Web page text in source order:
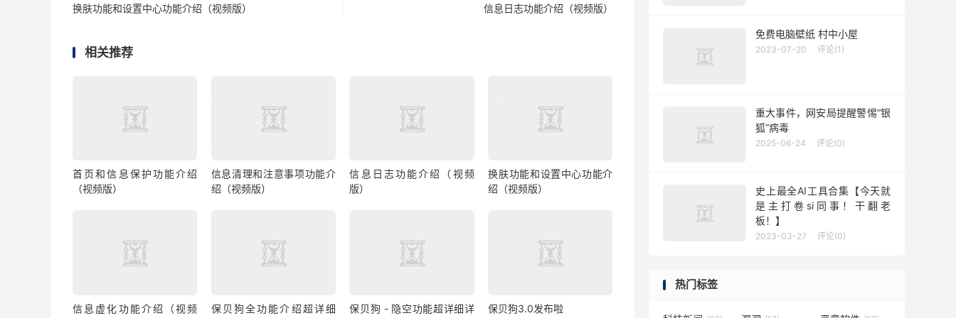
换肤功能和设置中心功能介绍（视频版） 信息日志功能介绍（视频版）
相关推荐
首页和信息保护功能介绍
（视频版）
信息清理和注意事项功能介
绍（视频版）
信息日志功能介绍（视频
版）
换肤功能和设置中心功能介
绍（视频版）
信息虚化功能介绍（视频
保贝狗全功能介绍超详细
保贝狗 - 隐空功能超详细详
保贝狗3.0发布啦
免费电脑壁纸 村中小屋
2023-07-20 评论(1)
重大事件，网安局提醒警惕“银
狐”病毒
2025-06-24 评论(0)
史上最全AI工具合集【今天就
是主打卷si同事！干翻老
板！】
2023-03-27 评论(0)
热门标签